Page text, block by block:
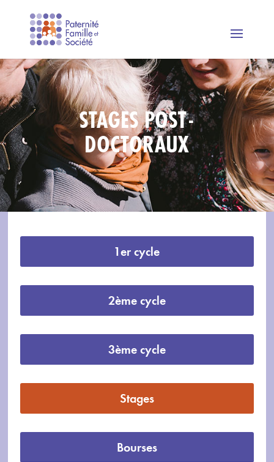
STAGES POST-
DOCTORAUX
1er cycle
2ème cycle
3ème cycle
Stages
Bourses